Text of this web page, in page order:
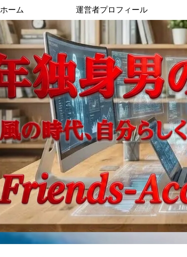
ホーム 運営者プロフィール